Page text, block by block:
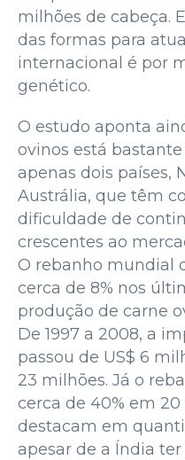
milhões de cabeça.
das formas para
internacional é por
genético.
O estudo aponta
ovinos está
apenas dois países,
Austrália, que têm
dificuldade de
crescentes ao
O rebanho mundial
cerca de 8% nos
produção de carne
De 1997 a 2008, a
passou de US$ 6
23 milhões. Já o
cerca de 40% em
destacam em
apesar de a Índia